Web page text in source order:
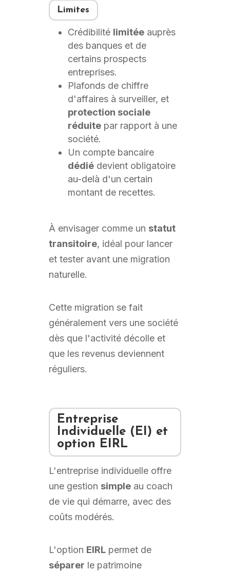
Limites
Crédibilité limitéeauprès
des banques et de
certains prospects
entreprises.
Plafonds de chiffre
d'affaires à surveiller, et
protection sociale
réduitepar rapport à une
société.
Un compte bancaire
dédiédevient obligatoire
au-delà d'un certain
montant de recettes.
À envisager comme un statut
transitoire, idéal pour lancer
et tester avant une migration
naturelle.
Cette migration se fait
généralement vers une société
dès que l'activité décolle et
que les revenus deviennent
réguliers.
Entreprise
Individuelle (EI) et
option EIRL
L'entreprise individuelle offre
une gestion simpleau coach
de vie qui démarre, avec des
coûts modérés.
L'option EIRLpermet de
séparer le patrimoine